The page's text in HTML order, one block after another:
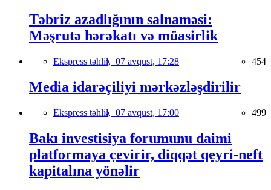
Təbriz azadlığının salnaməsi:
Məşrutə hərəkatı və müasirlik
Ekspress təhlil, 07 avqust, 17:28 454
Media idarəçiliyi mərkəzləşdirilir
Ekspress təhlil, 07 avqust, 17:00 499
Bakı investisiya forumunu daimi
platformaya çevirir, diqqət qeyri-neft
kapitalına yönəlir